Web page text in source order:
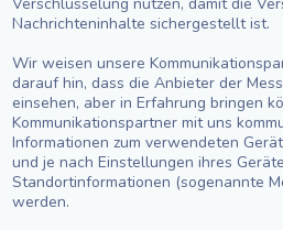
Nachrichteninhalte sichergestellt ist.
Wir weisen unsere
darauf hin, dass die Anbieter der
einsehen, aber in Erfahrung bringen
Kommunikationspartner mit uns
Informationen zum verwendeten
und je nach Einstellungen ihres
Standortinformationen (sogenannte
werden.